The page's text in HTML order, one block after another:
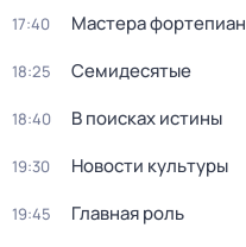
17:40 Мастера
18:25 Семидесятые
18:40 В поисках истины
19:30 Новости культуры
19:45 Главная роль